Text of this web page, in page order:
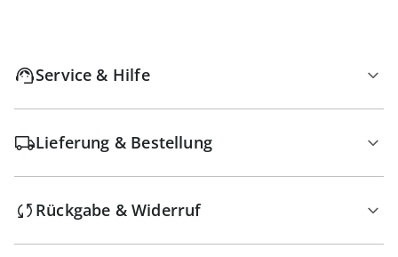
Service & Hilfe
Lieferung & Bestellung
Rückgabe & Widerruf